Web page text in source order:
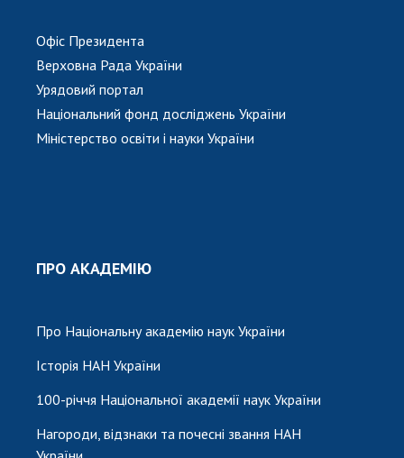
Офіс Президента
Верховна Рада України
Урядовий портал
Національний фонд досліджень України
Міністерство освіти і науки України
ПРО АКАДЕМІЮ
Про Національну академію наук України
Історія НАН України
100-річчя Національної академії наук України
Нагороди, відзнаки та почесні звання НАН